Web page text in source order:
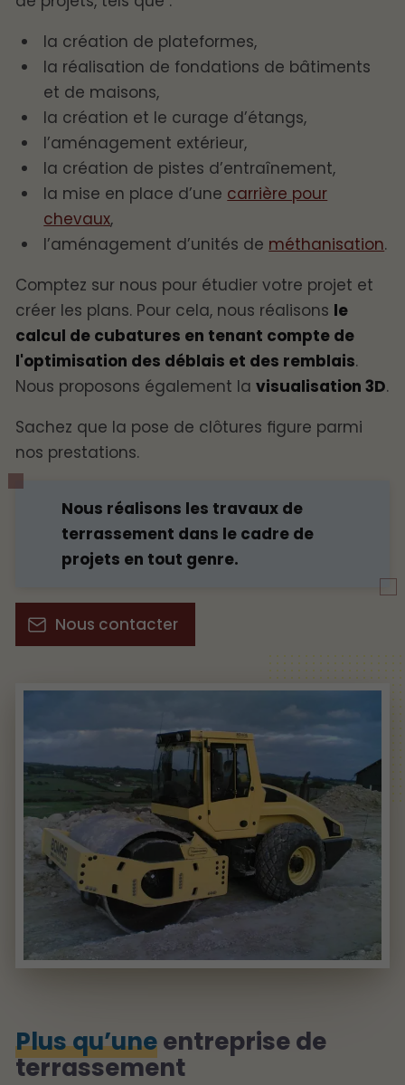
la création de plateformes,
la réalisation de fondations de bâtiments
et de maisons,
la création et le curage d’étangs,
l’aménagement extérieur,
la création de pistes d’entraînement,
la mise en place d’une carrière pour
chevaux,
l’aménagement d’unités de méthanisation.
Comptez sur nous pour étudier votre projet et
créer les plans. Pour cela, nous réalisons le
calcul de cubatures en tenant compte de
l'optimisation des déblais et des remblais.
Nous proposons également la visualisation 3D.
Sachez que la pose de clôtures figure parmi
nos prestations.
Nous réalisons les travaux de
terrassement dans le cadre de
projets en tout genre.
Nous contacter
Plus qu’uneentreprise de
terrassement